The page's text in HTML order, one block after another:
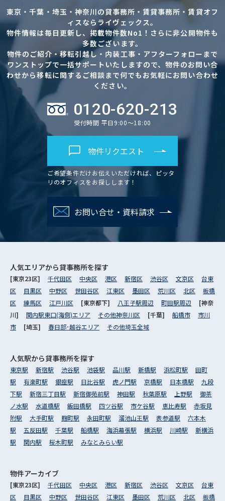
東京・千葉・埼玉・神奈川の貸事務所・賃貸事務所・賃貸オフ
ィスならライヴェックス。
物件情報は毎日更新し、掲載物件数No1！さらに非公開物件も
多数ございます。
物件のご紹介・移転引越し・内装工事・アフターフォローまで
ワンストップで一括サポートいたしますので、物件のお問い合
わせから移転に関するご相談まで何でもお気軽にお問い合わせ
ください。
0120-620-213
受付時間 平日9:00～18:00
物件リクエスト
ご希望条件だけお伝えいただければ、ピッタ
リのオフィスをお探しします！
お問い合せ・資料請求
人気エリアから貸事務所を探す
[東京23区] 千代田区 中央区 港区 新宿区 渋谷区 文京区
台東
区
目黒区 中野区 世田谷区 江東区 墨田区 荒川区 北区
板橋
区
練馬区 江戸川区 [東京都下] 八王子駅周辺 町田駅周辺
[神奈
川] 関内駅東口(海側)エリア その他神奈川区 [千葉] 船橋市
市川
市
[埼玉] 春日部･越谷エリア その他埼玉全域
人気駅から貸事務所を探す
東京駅 新宿駅 渋谷駅 池袋駅 品川駅 新橋駅 浜松町駅
田町
駅
有楽町駅 銀座駅 日比谷駅 虎ノ門駅 京橋駅 日本橋駅
九段
下駅
新宿三丁目駅 新宿御苑前駅 神田駅 秋葉原駅 上野駅
御茶
ノ水駅
水道橋駅 飯田橋駅 四ツ谷駅 市ケ谷駅 恵比寿駅
赤坂見
附駅
大手町駅 麹町駅 永田町駅 溜池山王駅 表参道駅
六本木
駅
五反田駅 千葉駅 船橋駅 海浜幕張駅 横浜駅 川崎駅
新横浜
駅
関内駅 桜木町駅 みなとみらい駅
物件アーカイブ
[東京23区] 千代田区 中央区 港区 新宿区 渋谷区 文京区
台東
区
目黒区 中野区 世田谷区 江東区 墨田区 荒川区 北区 板橋